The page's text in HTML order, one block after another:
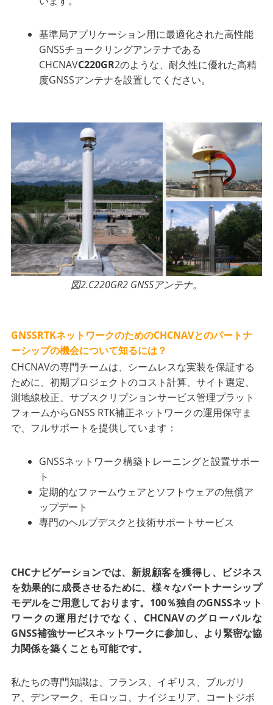
基準局アプリケーション用に最適化された高性能
GNSSチョークリングアンテナである
CHCNAVC220GR2のような、耐久性に優れた高精
度GNSSアンテナを設置してください。
図2.C220GR2 GNSSアンテナ。
GNSSRTKネットワークのためのCHCNAVとのパートナ
ーシップの機会について知るには？
CHCNAVの専門チームは、シームレスな実装を保証する
ために、初期プロジェクトのコスト計算、サイト選定、
測地線校正、サブスクリプションサービス管理プラット
フォームからGNSS RTK補正ネットワークの運用保守ま
で、フルサポートを提供しています：
GNSSネットワーク構築トレーニングと設置サポー
ト
定期的なファームウェアとソフトウェアの無償ア
ップデート
専門のヘルプデスクと技術サポートサービス
CHCナビゲーションでは、新規顧客を獲得し、ビジネス
を効果的に成長させるために、様々なパートナーシップ
モデルをご用意しております。100％独自のGNSSネット
ワークの運用だけでなく、CHCNAVのグローバルな
GNSS補強サービスネットワークに参加し、より緊密な協
力関係を築くことも可能です。
私たちの専門知識は、フランス、イギリス、ブルガリ
ア、デンマーク、モロッコ、ナイジェリア、コートジボ